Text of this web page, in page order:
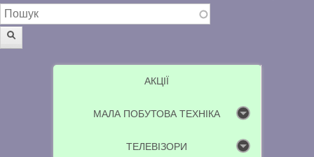
Пошукова форма
АКЦІЇ
МАЛА ПОБУТОВА ТЕХНІКА
ТЕЛЕВІЗОРИ